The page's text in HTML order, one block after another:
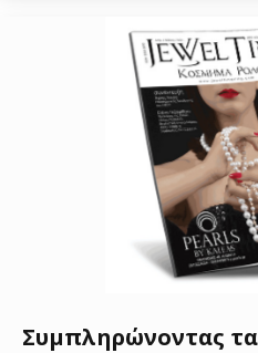
Συμπληρώνοντας